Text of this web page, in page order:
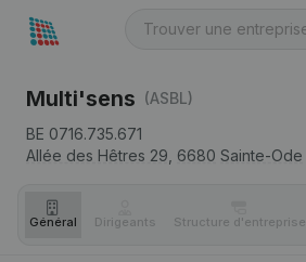
Multi'sens (ASBL)
BE 0716.735.671
Allée des Hêtres 29, 6680 Sainte-Ode
Général Dirigeants Structure d'entreprise